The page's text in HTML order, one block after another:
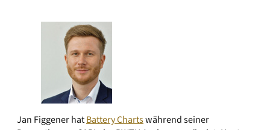
Jan Figgener hatBattery Chartswährend seiner